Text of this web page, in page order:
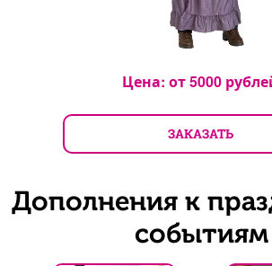
Цена: от5000
ЗАКАЗАТЬ
Дополнения к
событиям